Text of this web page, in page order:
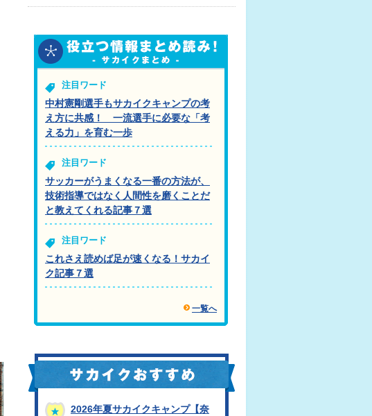
注目ワード
中村憲剛選手もサカイクキャンプの考
え方に共感！ 一流選手に必要な「考
える力」を育む一歩
注目ワード
サッカーがうまくなる一番の方法が、
技術指導ではなく人間性を磨くことだ
と教えてくれる記事７選
注目ワード
これさえ読めば足が速くなる！サカイ
ク記事７選
一覧へ
2026年夏サカイクキャンプ【奈